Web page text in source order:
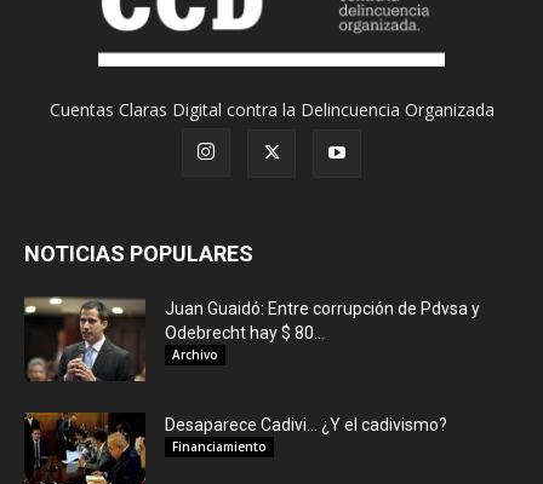
Cuentas Claras Digital contra la Delincuencia Organizada
NOTICIAS POPULARES
Juan Guaidó: Entre corrupción de Pdvsa y
Odebrecht hay $ 80...
Archivo
Desaparece Cadivi… ¿Y el cadivismo?
Financiamiento